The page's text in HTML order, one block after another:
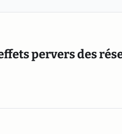
pervers des